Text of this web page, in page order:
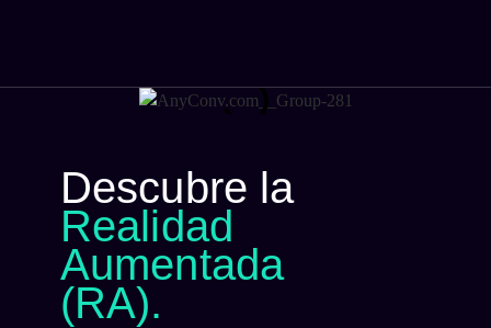
Descubre la
Realidad
Aumentada
(RA).